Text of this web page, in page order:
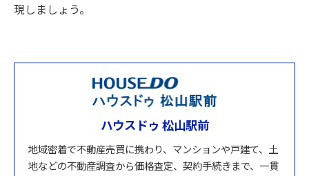
現しましょう。
ハウスドゥ 松山駅前
地域密着で不動産売買に携わり、マンションや戸建て、土
地などの不動産調査から価格査定、契約手続きまで、一貫